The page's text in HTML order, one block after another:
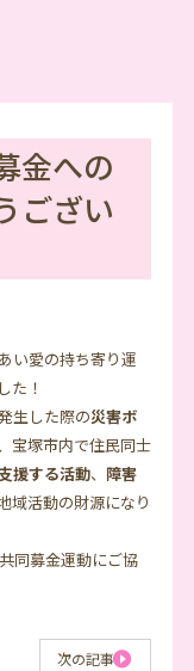
金への
ござい
い愛の持ち寄り運
た！
生した際の災害ボ
宝塚市内で住民同士
援する活動、 障害
域活動の財源になり
同募金運動にご協
次の記事